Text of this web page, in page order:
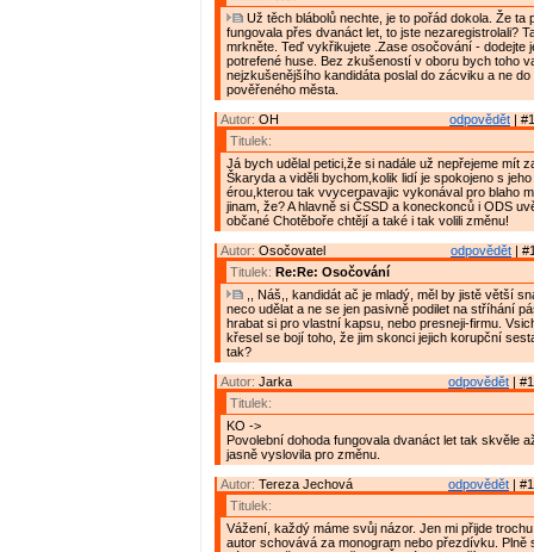
Už těch blábolů nechte, je to pořád dokola. Že ta
fungovala přes dvanáct let, to jste nezaregistrolali?
mrkněte. Teď vykřikujete .Zase osočování - dodejte
potrefené huse. Bez zkušeností v oboru bych toho
nejzkušenějšího kandidáta poslal do zácviku a ne
pověřeného města.
odpovědět |
Autor: OH
Titulek:
Já bych udělal petici,že si nadále už nepřejeme mít
Škaryda a viděli bychom,kolik lidí je spokojeno s jeho
érou,kterou tak vvycerpavajic vykonával pro blaho
jinam, že? A hlavně si ČSSD a koneckonců i ODS
občané Chotěboře chtějí a také i tak volili změnu!
odpovědět |
Autor: Osočovatel
Titulek: Re:Re: Osočování
,, Náš,, kandidát ač je mladý, měl by jistě větší
neco udělat a ne se jen pasivně podilet na stříhání
hrabat si pro vlastní kapsu, nebo presneji-firmu.
křesel se bojí toho, že jim skonci jejich korupční
tak?
odpovědět |
Autor: Jarka
Titulek:
KO ->
Povolební dohoda fungovala dvanáct let tak skvěle
jasně vyslovila pro změnu.
odpovědět |
Autor: Tereza Jechová
Titulek:
Vážení, každý máme svůj názor. Jen mi přijde
autor schovává za monogram nebo přezdívku. Plně